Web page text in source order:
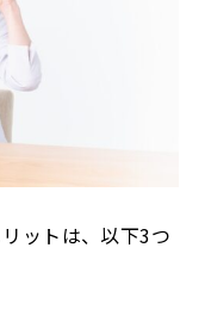
ットは、以下3つ